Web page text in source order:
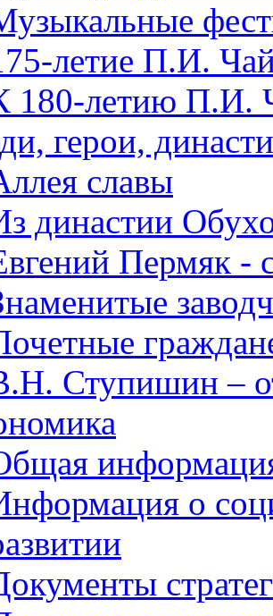
летие П.И.
180-летию П.И.
герои,
славы
династии
Пермяк -
Ступишин –
о